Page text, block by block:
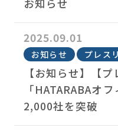
お知らせ
2025.09.01
お知らせ プレス
【お知らせ】【プ
「HATARABAオ
2,000社を突破